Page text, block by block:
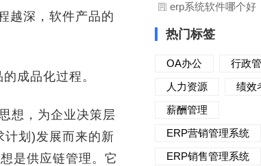
深，软件产品的
成品化过程。
想，为企业决策层
计划)发展而来的新
是供应链管理。它
erp系统软件哪个好
热门标签
OA办公
行政
人力资源
绩效
薪酬管理
ERP营销管理系统
ERP销售管理系统